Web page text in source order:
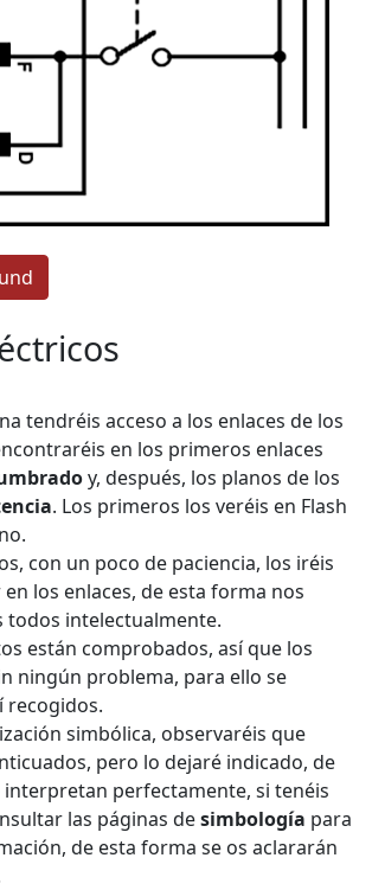
tendréis acceso a los enlaces de los
en los primeros enlaces
y, después, los planos de los
. Los primeros los veréis en Flash
con un poco de paciencia, los iréis
los enlaces, de esta forma nos
todos intelectualmente.
están comprobados, así que los
ningún problema, para ello se
recogidos.
simbólica, observaréis que
pero lo dejaré indicado, de
perfectamente, si tenéis
las páginas desimbología para
de esta forma se os aclararán